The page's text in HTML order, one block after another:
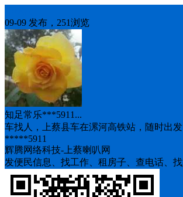
09-09 发布，251浏览
知足常乐***5911...
车找人，上蔡县车在漯河高铁站，随时出
*****5911
辉腾网络科技-上蔡喇叭网
发便民信息、找工作、租房子、查电话、找